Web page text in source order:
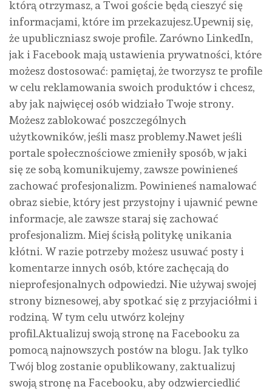
którą otrzymasz, a Twoi goście będą cieszyć się
informacjami, które im przekazujesz.Upewnij się,
że upubliczniasz swoje profile. Zarówno LinkedIn,
jak i Facebook mają ustawienia prywatności, które
możesz dostosować: pamiętaj, że tworzysz te profile
w celu reklamowania swoich produktów i chcesz,
aby jak najwięcej osób widziało Twoje strony.
Możesz zablokować poszczególnych
użytkowników, jeśli masz problemy.Nawet jeśli
portale społecznościowe zmieniły sposób, w jaki
się ze sobą komunikujemy, zawsze powinieneś
zachować profesjonalizm. Powinieneś namalować
obraz siebie, który jest przystojny i ujawnić pewne
informacje, ale zawsze staraj się zachować
profesjonalizm. Miej ścisłą politykę unikania
kłótni. W razie potrzeby możesz usuwać posty i
komentarze innych osób, które zachęcają do
nieprofesjonalnych odpowiedzi. Nie używaj swojej
strony biznesowej, aby spotkać się z przyjaciółmi i
rodziną. W tym celu utwórz kolejny
profil.Aktualizuj swoją stronę na Facebooku za
pomocą najnowszych postów na blogu. Jak tylko
Twój blog zostanie opublikowany, zaktualizuj
swoją stronę na Facebooku, aby odzwierciedlić